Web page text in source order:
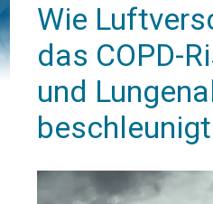
Wie
das COPD-
und
beschleunigt